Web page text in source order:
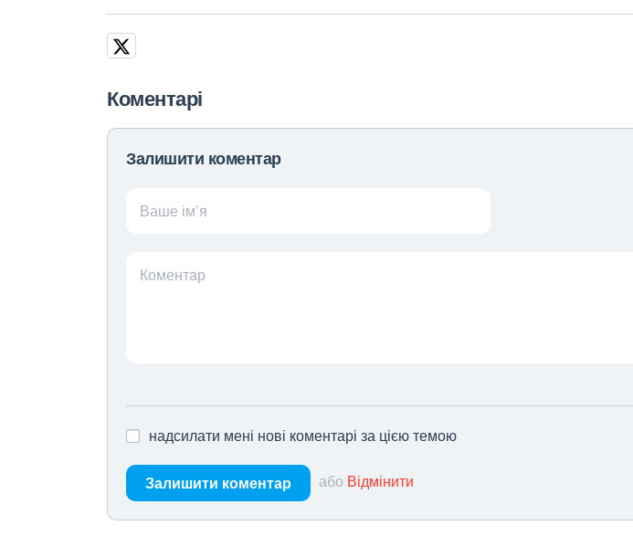
Коментарі
Залишити коментар
Ваше ім’я
Коментар
надсилати мені нові коментарі за цією темою
Залишити коментар або Відмінити